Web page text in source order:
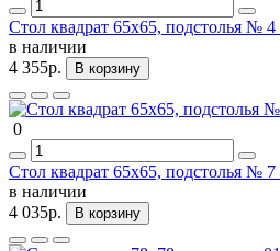
Стол квадрат 65х65, подстолья № 4
в наличии
4 355р.
В корзину
0
Стол квадрат 65х65, подстолья № 7
в наличии
4 035р.
В корзину